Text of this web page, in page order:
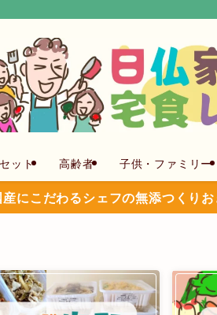
ット 高齢者 子供・ファミリー
にこだわるシェフの無添つくり